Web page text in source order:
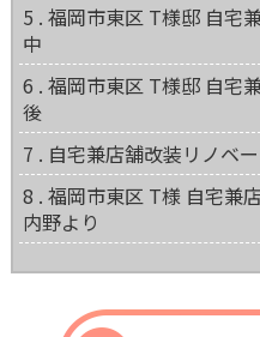
5 . 福岡市東区 T様邸 自宅
中
6 . 福岡市東区 T様邸 自宅
後
7 . 自宅兼店舗改装リノベ
8 . 福岡市東区 T様 自宅兼
内野より